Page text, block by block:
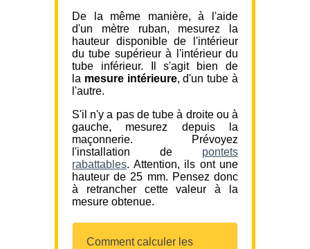
De la même manière, à l'aide
d'un mètre ruban, mesurez la
hauteur disponible de l'intérieur
du tube supérieur à l'intérieur du
tube inférieur. Il s'agit bien de
la mesure intérieure, d'un tube à
l'autre.
S'il n'y a pas de tube à droite ou à
gauche, mesurez depuis la
maçonnerie. Prévoyez
l'installation de pontets
rabattables. Attention, ils ont une
hauteur de 25 mm. Pensez donc
à retrancher cette valeur à la
mesure obtenue.
Comment calculer les